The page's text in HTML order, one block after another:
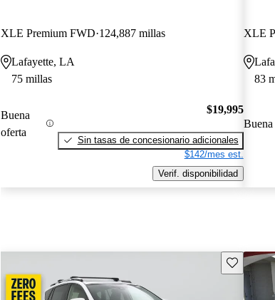
XLE Premium FWD 124,887 millas
Lafayette, LA
75 millas
Buena
oferta
$19,995
Sin tasas de concesionario adicionales
$142/mes est.
Verif. disponibilidad
XLE
83
Buena
Guarda